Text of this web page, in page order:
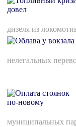
дизеля из
нелегальных
муниципальных